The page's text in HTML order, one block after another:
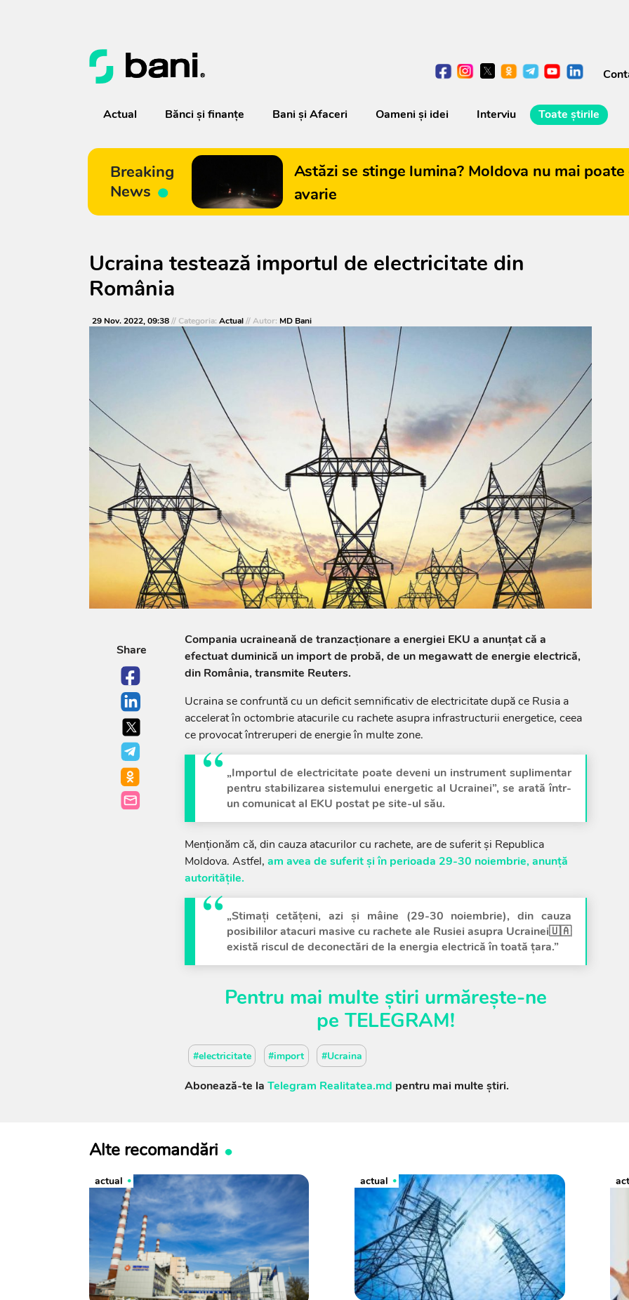
Actual Bănci şi finanţe Bani și Afaceri Oameni şi idei Interviu Toate știrile
Breaking
News
Astăzi se stinge lumina? Moldova nu mai
avarie
Ucraina testează importul de electricitate din
România
29 Nov. 2022, 09:38// Categoria: Actual// Autor: MD Bani
Share
Compania ucraineană de tranzacţionare a energiei EKU a anunţat că a
efectuat duminică un import de probă, de un megawatt de energie electrică,
din România, transmite Reuters.
Ucraina se confruntă cu un deficit semnificativ de electricitate după ce Rusia a
accelerat în octombrie atacurile cu rachete asupra infrastructurii energetice, ceea
ce provocat întreruperi de energie în multe zone.
„Importul de electricitate poate deveni un instrument suplimentar
pentru stabilizarea sistemului energetic al Ucrainei”, se arată într-
un comunicat al EKU postat pe site-ul său.
Menționăm că, din cauza atacurilor cu rachete, are de suferit și Republica
Moldova. Astfel, am avea de suferit și în perioada 29-30 noiembrie, anunță
autoritățile.
„Stimați cetățeni, azi și mâine (29-30 noiembrie), din cauza
posibililor atacuri masive cu rachete ale Rusiei asupra Ucrainei🇺🇦
există riscul de deconectări de la energia electrică în toată țara.”
Pentru mai multe știri urmărește-ne
pe TELEGRAM!
#electricitate #import #Ucraina
Abonează-te la Telegram Realitatea.md pentru mai multe știri.
Alte recomandări
actual actual